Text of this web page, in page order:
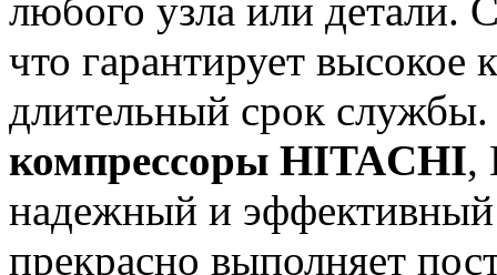
любого узла или детали.
что гарантирует высокое
длительный срок
компрессоры HITACHI,
надежный и
прекрасно выполняет